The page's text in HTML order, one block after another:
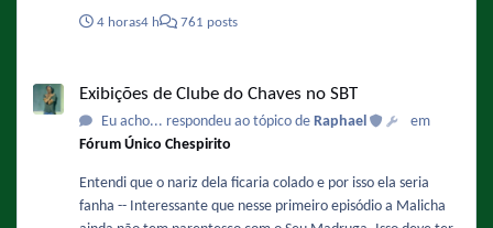
4 horas4 h 761 posts
Exibições de Clube do Chaves no SBT
Eu acho... respondeu ao tópico de Raphael
em
Fórum Único Chespirito
Entendi que o nariz dela ficaria colado e por isso ela seria
fanha -- Interessante que nesse primeiro episódio a Malicha